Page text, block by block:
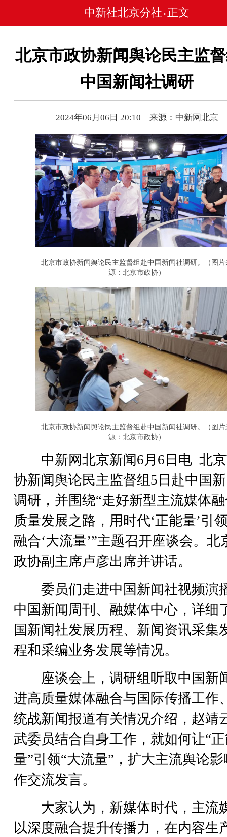
中新社北京分社 • 正文
北京市政协新闻舆论民主监
中国新闻社调研
2024年06月06日 20:10 来源：中新网北京
北京市政协新闻舆论民主监督组赴中国新闻社调研。（图片
源：北京市政协）
北京市政协新闻舆论民主监督组赴中国新闻社调研。（图片
源：北京市政协）
中新网北京新闻6月6日电 北京
协新闻舆论民主监督组5日赴中国
调研，并围绕“走好新型主流媒体
质量发展之路，用时代‘正能量’引
融合‘大流量’”主题召开座谈会。北
政协副主席卢彦出席并讲话。
委员们走进中国新闻社视频演
中国新闻周刊、融媒体中心，详细
国新闻社发展历程、新闻资讯采集
程和采编业务发展等情况。
座谈会上，调研组听取中国新
进高质量媒体融合与国际传播工作
统战新闻报道有关情况介绍，赵靖
武委员结合自身工作，就如何让“
量”引领“大流量”，扩大主流舆论
作交流发言。
大家认为，新媒体时代，主流
以深度融合提升传播力，在内容生